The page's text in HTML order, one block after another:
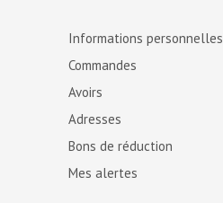
Informations personnelles
Commandes
Avoirs
Adresses
Bons de réduction
Mes alertes